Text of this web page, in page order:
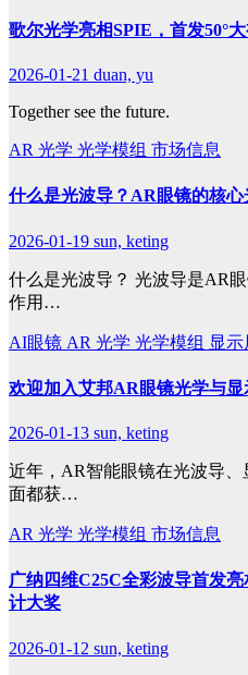
歌尔光学亮相SPIE，首发50°
2026-01-21 duan, yu
Together see the future.
AR 光学 光学模组 市场信息
什么是光波导？AR眼镜的核心
2026-01-19 sun, keting
什么是光波导？ 光波导是AR
作用…
AI眼镜 AR 光学 光学模组 显示
欢迎加入艾邦AR眼镜光学与显
2026-01-13 sun, keting
近年，AR智能眼镜在光波导
面都获…
AR 光学 光学模组 市场信息
广纳四维C25C全彩波导首发
计大奖
2026-01-12 sun, keting